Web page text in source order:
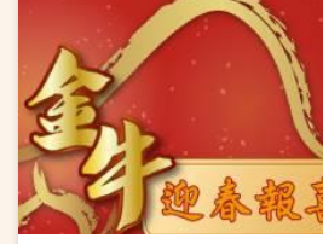
善，弘扬黄大仙信仰的教义和文化。